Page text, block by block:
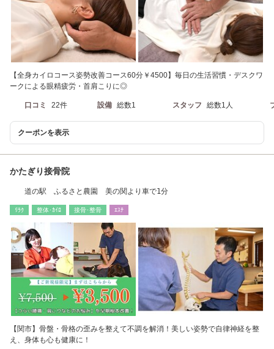
【全身カイロコース姿勢改善コース60分￥4500】毎日の生活習慣・デスクワ
ークによる眼精疲労・首肩こりに◎
口コミ 22件 設備 総数1 スタッフ 総数1人
クーポンを表示
かたぎり接骨院
道の駅 ふるさと農園 美の関より車で1分
ﾘﾗｸ 整体･ｶｲﾛ 接骨･整骨 ｴｽﾃ
【関市】骨盤・骨格の歪みを整えて不調を解消！美しい姿勢で自律神経を整
え、身体も心も健康に！